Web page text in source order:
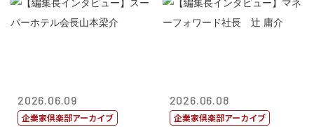
2026.06.09
企業家倶楽部アーカイブ
2026.06.08
企業家倶楽部アーカイブ